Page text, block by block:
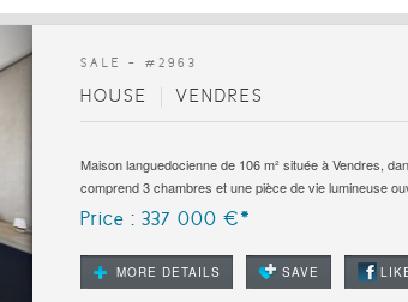
SALE - # 2963
HOUSE VENDRES
Maison languedocienne de 106 m² située à Vendres,
comprend 3 chambres et une pièce de vie lumineuse
Price : 337 000 €*
MORE DETAILS SAVE